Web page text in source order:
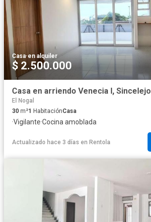
Casa·en alquiler
$ 2.500.000
Casa en arriendo Venecia I, Sincelejo
El Nogal
30 m²1 HabitaciónCasa
·Vigilante·Cocina amoblada
Actualizado hace 3 días en Rentola